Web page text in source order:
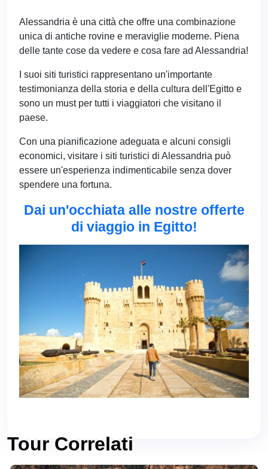
Alessandria è una città che offre una combinazione
unica di antiche rovine e meraviglie moderne. Piena
delle tante cose da vedere e cosa fare ad Alessandria!
I suoi siti turistici rappresentano un'importante
testimonianza della storia e della cultura dell'Egitto e
sono un must per tutti i viaggiatori che visitano il
paese.
Con una pianificazione adeguata e alcuni consigli
economici, visitare i siti turistici di Alessandria può
essere un'esperienza indimenticabile senza dover
spendere una fortuna.
Dai un'occhiata alle nostre offerte
di viaggio in Egitto!
Tour Correlati